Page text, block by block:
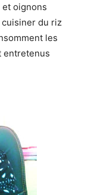
oignons
du riz
les
entretenus